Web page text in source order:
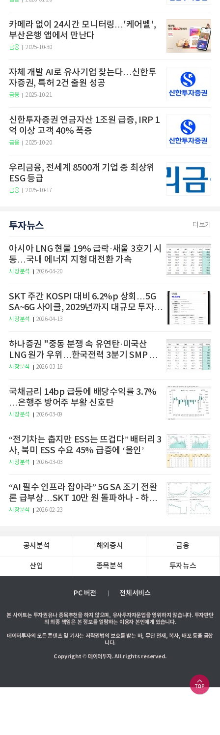
카메라 없이 24시간 모니터링…'케어벨',
부산은행 앱에서 만난다
금융 2025-10-30
자체 개발 AI로 유사기업 찾는다…신한투
자증권, 특허 2건 출원 성공
금융 2025-10-21
신한투자증권 연금자산 1조원 급증, IRP 1
억 이상 고객 40% 폭증
금융 2025-10-20
우리금융, 전세계 8500개 기업 중 최상위
ESG 등급
금융 2025-10-17
투자뉴스 더보기
아시아 LNG 현물 19% 급락·새울 3호기 시
동…국내 에너지 지형 대전환 가속
시장분석 2026-04-20
SKT 주간 KOSPI 대비 6.2%p 상회…5G
SA~6G 사이클, 2029년까지 대규모 투자
예고
시장분석 2026-04-13
하나증권 "중동 분쟁 속 유연탄·미국산
LNG 원가 우위…한국전력 3분기 SMP 상
승 전망"
시장분석 2026-03-16
국채금리 14bp 급등에 배당수익률 3.7%
…은행주 방어주 부활 신호탄
시장분석 2026-03-09
“전기차는 춥지만 ESS는 뜨겁다” 배터리 3
사, 북미 ESS 수요 45% 급증에 ‘올인’
시장분석 2026-03-03
“AI 필수 인프라 잡아라” 5G SA 조기 전환
론 급부상…SKT 10만 원 돌파하나 - 하나
증권
시장분석 2026-02-23
공시분석 해외증시 금융
산업 종목분석 투자뉴스
PC 버전 전체서비스
본 사이트는 투자권유나 종목추천을 하지 않으며, 유사투자자문업을 영위하지 않습니다. 투자판단
의 최종 책임은 본 정보를 열람하는 이용자 본인에게 있습니다.
데이터투자의 모든 콘텐츠 및 기사는 저작권법의 보호를 받는 바, 무단 전재, 복사, 배포 등을 금합
니다.
Copyright © 데이터투자. All rights reserved.